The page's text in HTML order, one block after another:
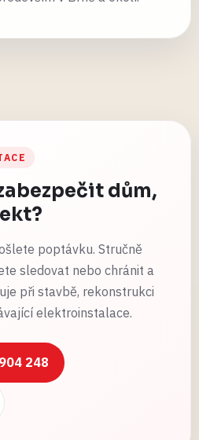
dům,
poptávku. Stručně
sledovat nebo chránit a
při stavbě, rekonstrukci
elektroinstalace.
248